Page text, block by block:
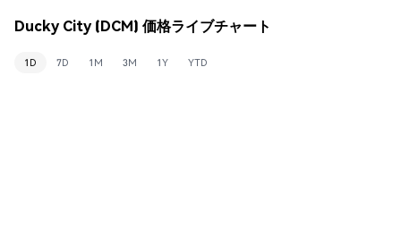
Ducky City (DCM) 価格ライブチャート
1D 7D 1M 3M 1Y YTD